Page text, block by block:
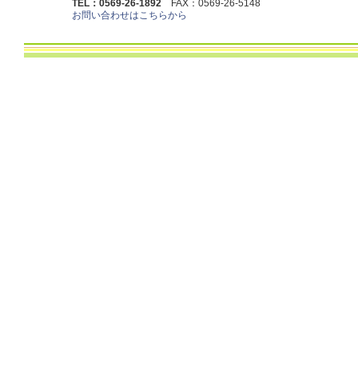
TEL：0569-26-1892 FAX：0569-26-5148
お問い合わせはこちらから